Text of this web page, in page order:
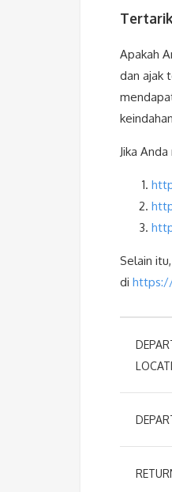
Apakah
dan ajak
Jika
Selain
di https://